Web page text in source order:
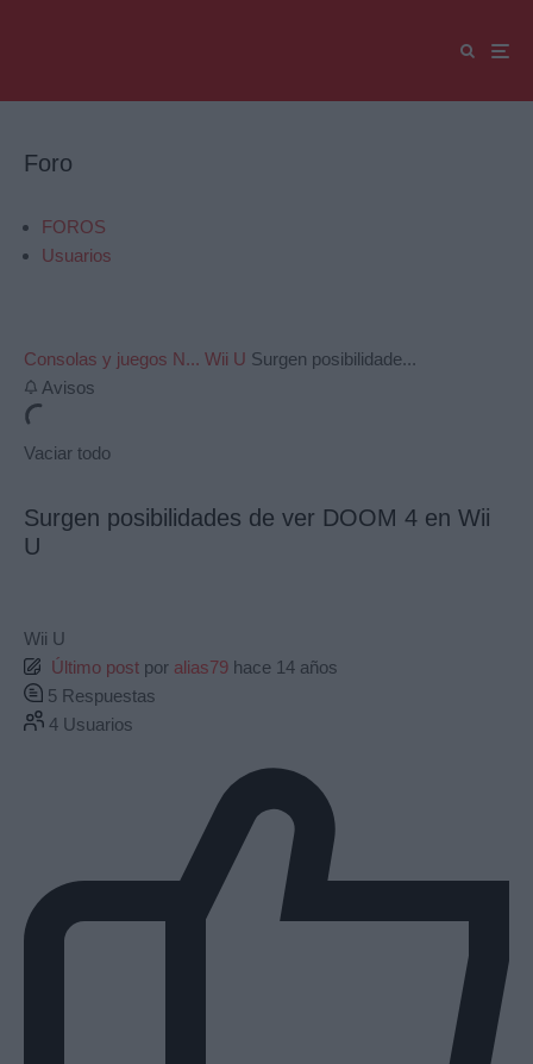
Foro
FOROS
Usuarios
Consolas y juegos N... Wii U Surgen posibilidade...
Avisos
Vaciar todo
Surgen posibilidades de ver DOOM 4 en Wii
U
Wii U
Último post por alias79 hace 14 años
5 Respuestas
4 Usuarios